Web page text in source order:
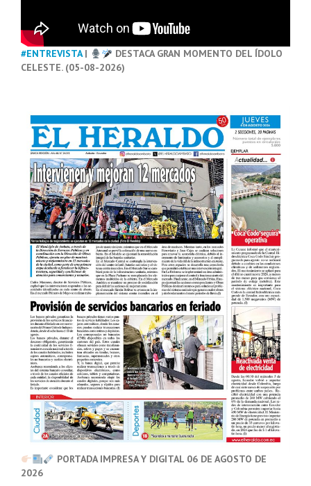
#ENTREVISTA|
DESTACA GRAN MOMENTO DEL ÍDOLO
CELESTE. (05-08-2026)
PORTADA IMPRESA Y DIGITAL 06 DE AGOSTO DE
2026